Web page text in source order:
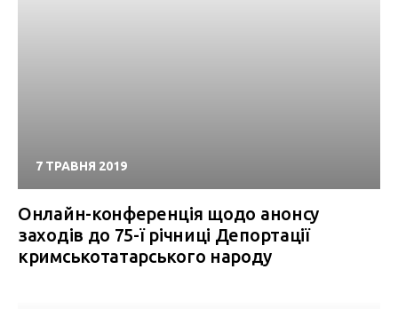
7 ТРАВНЯ 2019
Онлайн-конференція щодо анонсу
заходів до 75-ї річниці Депортації
кримськотатарського народу